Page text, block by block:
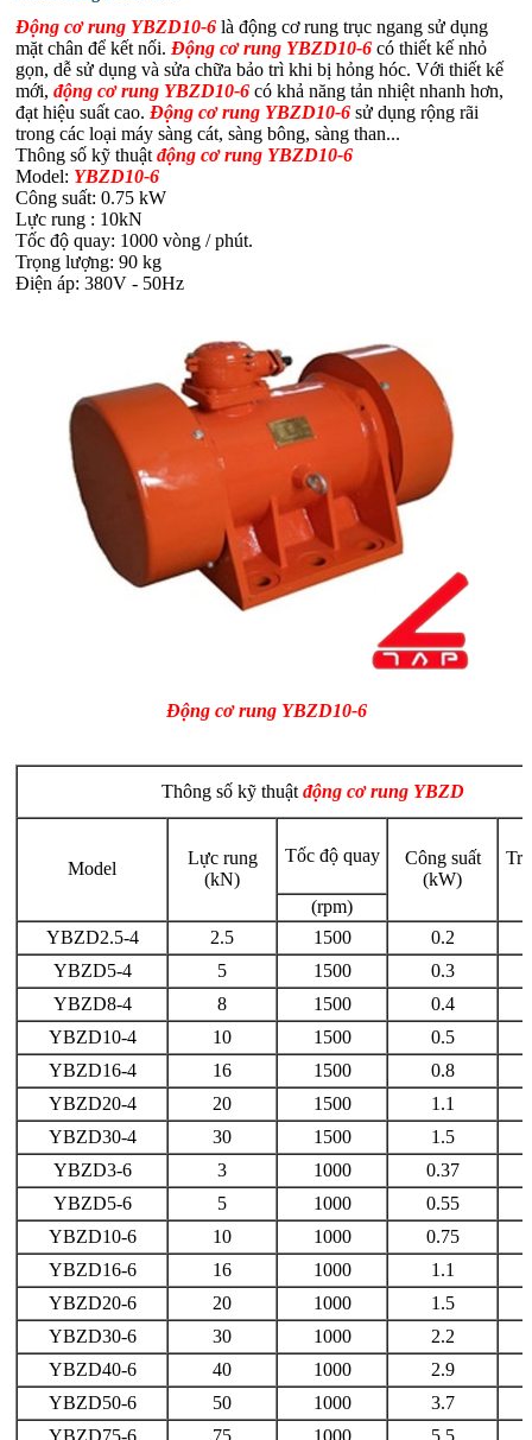
Động cơ rung YBZD10-6 là động cơ rung trục ngang sử dụng
mặt chân để kết nối. Động cơ rung YBZD10-6 có thiết kế nhỏ
gọn, dễ sử dụng và sửa chữa bảo trì khi bị hỏng hóc. Với thiết kế
mới, động cơ rung YBZD10-6 có khả năng tản nhiệt nhanh hơn,
đạt hiệu suất cao. Động cơ rung YBZD10-6 sử dụng rộng rãi
trong các loại máy sàng cát, sàng bông, sàng than...
Thông số kỹ thuật động cơ rung YBZD10-6
Model: YBZD10-6
Công suất: 0.75 kW
Lực rung : 10kN
Tốc độ quay: 1000 vòng / phút.
Trọng lượng: 90 kg
Điện áp: 380V - 50Hz
Động cơ rung YBZD10-6
Thông số kỹ thuật động cơ rung YBZD
Model
Lực rung
(kN)
Tốc độ quay
Công suất
(kW)
(rpm)
YBZD2.5-4
2.5 1500
0.2
YBZD5-4
5 1500
0.3
YBZD8-4
8 1500
0.4
YBZD10-4
10 1500
0.5
YBZD16-4
16 1500
0.8
YBZD20-4
20 1500
1.1
YBZD30-4
30 1500
1.5
YBZD3-6
3 1000
0.37
YBZD5-6
5 1000
0.55
YBZD10-6
10 1000
0.75
YBZD16-6
16 1000
1.1
YBZD20-6
20 1000
1.5
YBZD30-6
30 1000
2.2
YBZD40-6
40 1000
2.9
YBZD50-6
50 1000
3.7